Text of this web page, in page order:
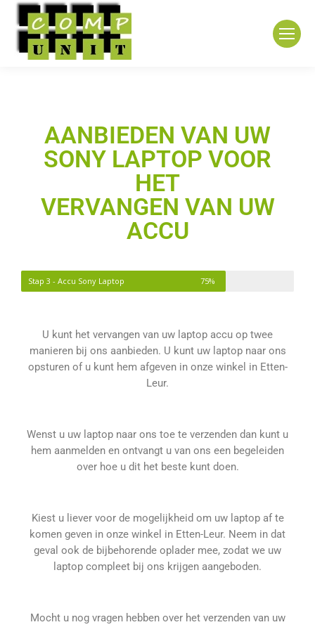
AANBIEDEN VAN UW
SONY LAPTOP VOOR
HET
VERVANGEN VAN UW
ACCU
Stap 3 - Accu Sony Laptop 75%
U kunt het vervangen van uw laptop accu op twee
manieren bij ons aanbieden. U kunt uw laptop naar ons
opsturen of u kunt hem afgeven in onze winkel in Etten-
Leur.
Wenst u uw laptop naar ons toe te verzenden dan kunt u
hem aanmelden en ontvangt u van ons een begeleiden
over hoe u dit het beste kunt doen.
Kiest u liever voor de mogelijkheid om uw laptop af te
komen geven in onze winkel in Etten-Leur. Neem in dat
geval ook de bijbehorende oplader mee, zodat we uw
laptop compleet bij ons krijgen aangeboden.
Mocht u nog vragen hebben over het verzenden van uw